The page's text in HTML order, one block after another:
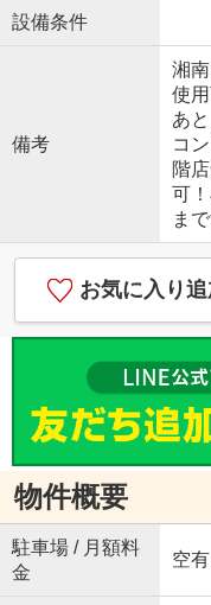
設備条件
備考
湘
使
あ
コ
階
可
ま
お気に入り追
物件概要
駐車場 / 月額料
金
空